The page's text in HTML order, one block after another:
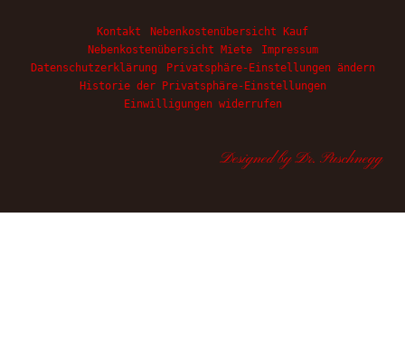
Kontakt
Nebenkostenübersicht Kauf
Nebenkostenübersicht Miete
Impressum
Datenschutzerklärung
Privatsphäre-Einstellungen ändern
Historie der Privatsphäre-Einstellungen
Einwilligungen widerrufen
Designed by Dr. Puschnegg